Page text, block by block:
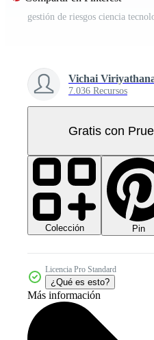
Vichai
7.036 Recursos
Gratis con
Colección Pin
Licencia Pro Standard
¿Qué es esto?
Más información